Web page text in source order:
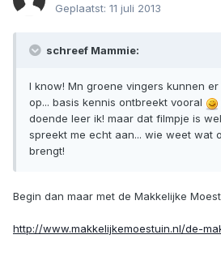
Geplaatst: 11 juli 2013
schreef Mammie:
I know! Mn groene vingers kunnen
op... basis kennis ontbreekt vooral
doende leer ik! maar dat filmpje is
spreekt me echt aan... wie weet wat
brengt!
Begin dan maar met de Makkelijke
http://www.makkelijkemoestuin.nl/de-